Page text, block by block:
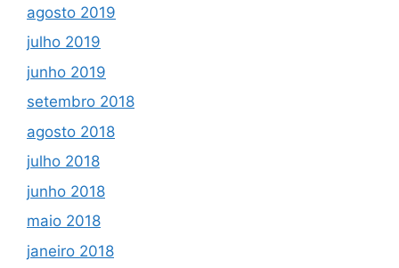
agosto 2019
julho 2019
junho 2019
setembro 2018
agosto 2018
julho 2018
junho 2018
maio 2018
janeiro 2018